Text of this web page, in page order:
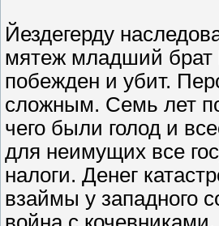
Йездегерду
мятеж младший брат
побежден и убит.
сложным. Семь лет
чего были голод и
для неимущих все
налоги. Денег
взаймы у западного